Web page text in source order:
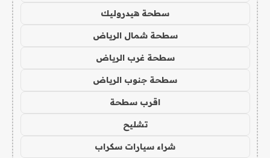
سطحة هيدروليك
سطحة شمال الرياض
سطحة غرب الرياض
سطحة جنوب الرياض
اقرب سطحة
تشليح
شراء سيارات سكراب